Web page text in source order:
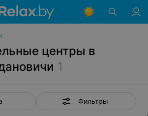
центры в
1
Фильтры